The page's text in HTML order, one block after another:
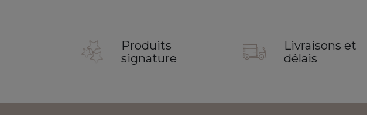
Produits
signature
Livraisons et
délais